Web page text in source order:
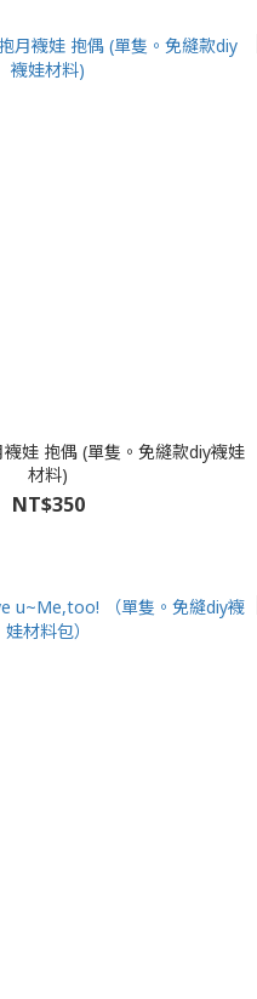
娃 抱偶 (單隻。免縫款diy襪娃
材料)
NT$350